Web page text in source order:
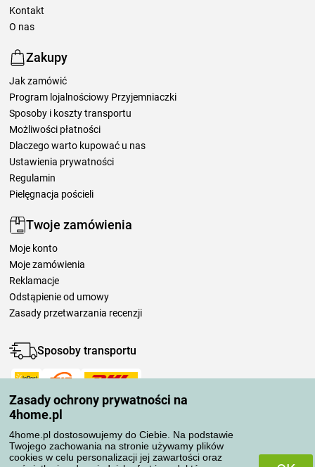
Zasady ochrony prywatności na
4home.pl
4home.pl dostosowujemy do Ciebie. Na podstawie
Twojego zachowania na stronie używamy plików
cookies w celu personalizacji jej zawartości oraz
Kontakt
O nas
Zakupy
Jak zamówić
Program lojalnościowy Przyjemniaczki
Sposoby i koszty transportu
Możliwości płatności
Dlaczego warto kupować u nas
Ustawienia prywatności
Regulamin
Pielęgnacja pościeli
Twoje zamówienia
Moje konto
Moje zamówienia
Reklamacje
Odstąpienie od umowy
Zasady przetwarzania recenzji
Sposoby transportu
Metody płatności
Niezawodny sklep